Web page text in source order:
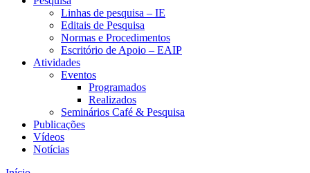
Linhas de pesquisa – IE
Editais de Pesquisa
Normas e Procedimentos
Escritório de Apoio – EAIP
Atividades
Eventos
Programados
Realizados
Seminários Café & Pesquisa
Publicações
Vídeos
Notícias